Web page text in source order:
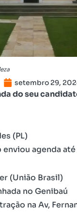
setembro 29,
do seu
(PL)
enviou agenda
(União Brasil)
no Genibaú
na Av,